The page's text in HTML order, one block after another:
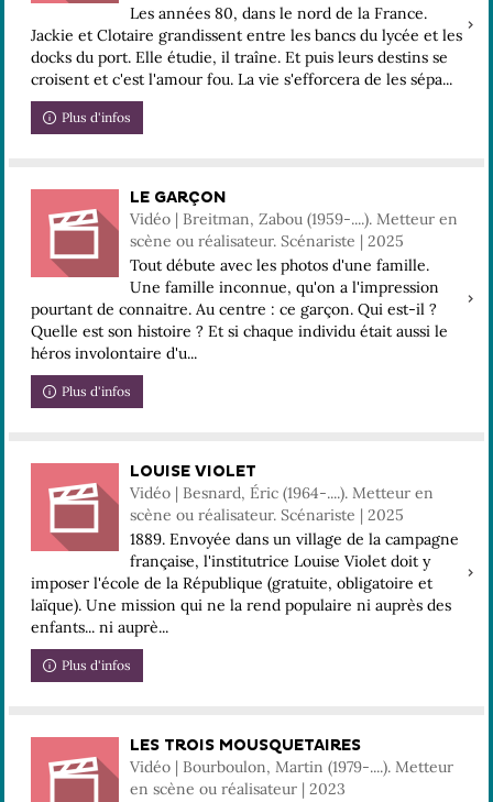
Les années 80, dans le nord de la France.
Jackie et Clotaire grandissent entre les bancs du lycée et les
docks du port. Elle étudie, il traîne. Et puis leurs destins se
croisent et c'est l'amour fou. La vie s'efforcera de les sépa...
Plus d'infos
LE GARÇON
Vidéo | Breitman, Zabou (1959-....). Metteur en
scène ou réalisateur. Scénariste | 2025
Tout débute avec les photos d'une famille.
Une famille inconnue, qu'on a l'impression
pourtant de connaitre. Au centre : ce garçon. Qui est-il ?
Quelle est son histoire ? Et si chaque individu était aussi le
héros involontaire d'u...
Plus d'infos
LOUISE VIOLET
Vidéo | Besnard, Éric (1964-....). Metteur en
scène ou réalisateur. Scénariste | 2025
1889. Envoyée dans un village de la campagne
française, l'institutrice Louise Violet doit y
imposer l'école de la République (gratuite, obligatoire et
laïque). Une mission qui ne la rend populaire ni auprès des
enfants... ni auprè...
Plus d'infos
LES TROIS MOUSQUETAIRES
Vidéo | Bourboulon, Martin (1979-....). Metteur
en scène ou réalisateur | 2023